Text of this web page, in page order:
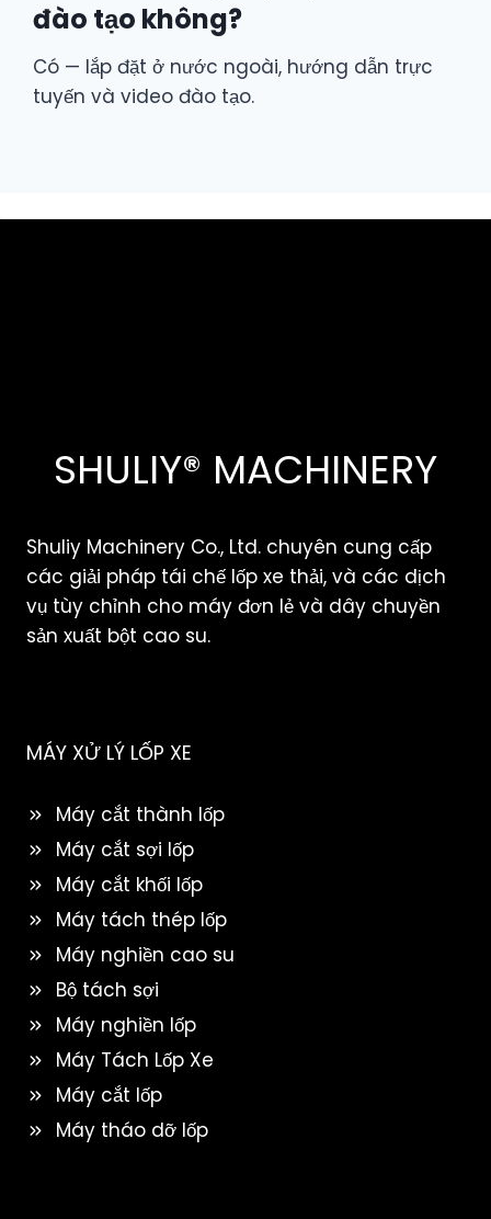
đào tạo không?
Có — lắp đặt ở nước ngoài, hướng dẫn trực
tuyến và video đào tạo.
SHULIY® MACHINERY
Shuliy Machinery Co., Ltd. chuyên cung cấp
các giải pháp tái chế lốp xe thải, và các dịch
vụ tùy chỉnh cho máy đơn lẻ và dây chuyền
sản xuất bột cao su.
MÁY XỬ LÝ LỐP XE
Máy cắt thành lốp
Máy cắt sợi lốp
Máy cắt khối lốp
Máy tách thép lốp
Máy nghiền cao su
Bộ tách sợi
Máy nghiền lốp
Máy Tách Lốp Xe
Máy cắt lốp
Máy tháo dỡ lốp